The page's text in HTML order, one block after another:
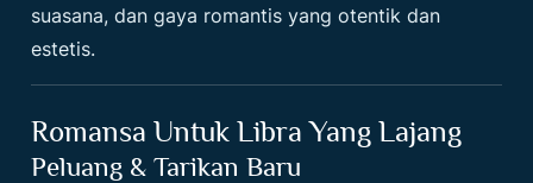
suasana, dan gaya romantis yang otentik dan
estetis.
Romansa Untuk Libra Yang Lajang
Peluang & Tarikan Baru